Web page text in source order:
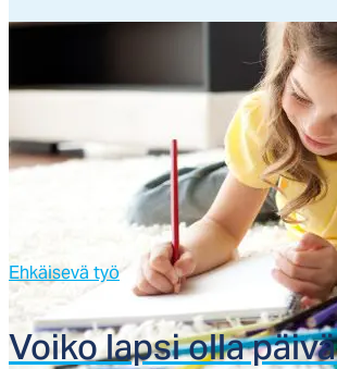
Ehkäisevä työ
Voi­ko lap­si ol­la